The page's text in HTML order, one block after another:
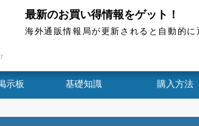
通販情報局
Bora One 35 Clincher W...
示板 基礎知識 購入方法
最新のお買い得情報をゲット！
海外通販情報局が更新されると自動的に